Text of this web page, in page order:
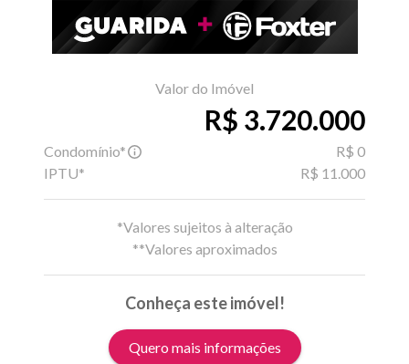
Valor do Imóvel
R$ 3.720.000
Condomínio*
R$ 0
IPTU*
R$ 11.000
*Valores sujeitos à alteração
**Valores aproximados
Conheça este imóvel!
Quero mais informações